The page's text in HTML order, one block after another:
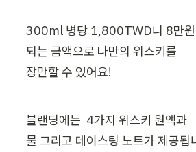
300ml 병당 1,800TWD니 8만원
되는 금액으로 나만의 위스키를
장만할 수 있어요!
블랜딩에는  4가지 위스키 원액과
물 그리고 테이스팅 노트가 제공됩